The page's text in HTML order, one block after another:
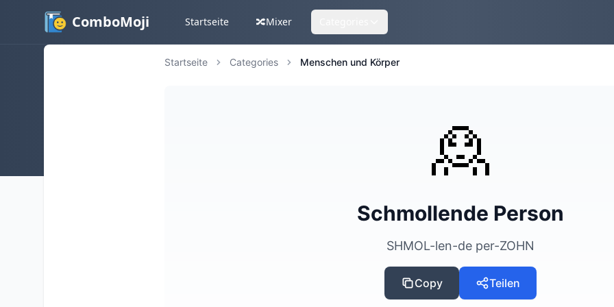
ComboMoji Startseite 🔀Mixer
Startseite Categories Menschen und Körper
🙎
Schmollende Person
SHMOL-len-de per-ZOHN
Copy Teilen